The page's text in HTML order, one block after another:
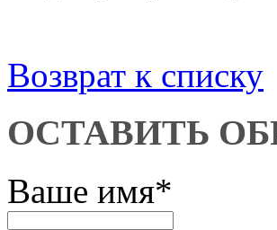
Возврат к списку
ОСТАВИТЬ
Ваше имя*